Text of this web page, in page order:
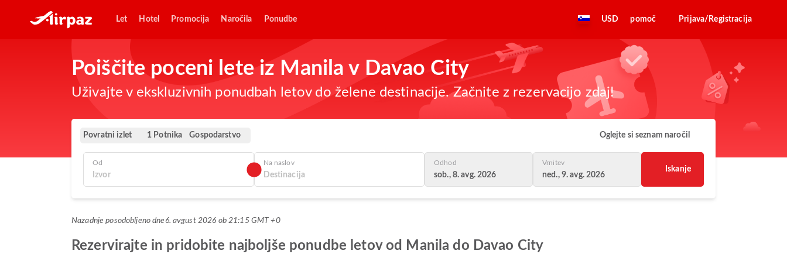
Let Hotel Promocija Naročila Ponudbe USD pomoč Prijava/Registracija
Poiščite poceni lete iz Manila v Davao City
Uživajte v ekskluzivnih ponudbah letov do želene destinacije. Začnite z rezervacijo zdaj!
Povratni izlet 1 Potnika Gospodarstvo Oglejte si seznam naročil
Od Na naslov Odhod
sob., 8. avg. 2026
Vrnitev
ned., 9. avg. 2026
Iskanje
Nazadnje posodobljeno dne 6. avgust 2026 ob 21:15 GMT +0
Rezervirajte in pridobite najboljše ponudbe letov od Manila do Davao City